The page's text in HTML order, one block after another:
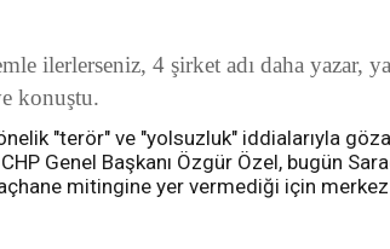
ilerlerseniz, 4 şirket adı daha yazar,
konuştu.
"terör" ve "yolsuzluk" iddialarıyla
Genel Başkanı Özgür Özel, bugün
mitingine yer vermediği için